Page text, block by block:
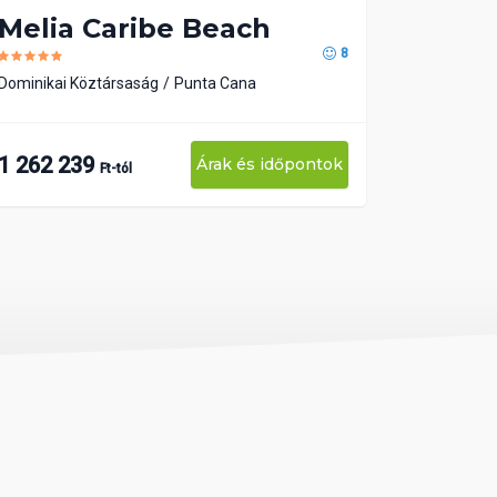
Caribe Beach
8
Köztársaság Punta Cana
262 239 Ft-tól Árak és időpontok